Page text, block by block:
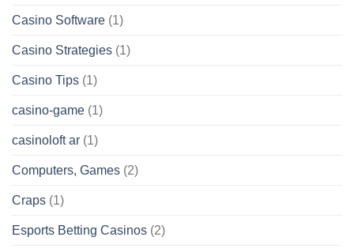
Casino Software (1)
Casino Strategies (1)
Casino Tips (1)
casino-game (1)
casinoloft ar (1)
Computers, Games (2)
Craps (1)
Esports Betting Casinos (2)